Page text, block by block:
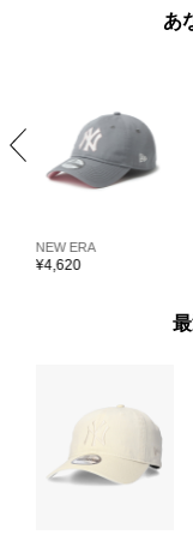
あ
NEW ERA
¥4,620